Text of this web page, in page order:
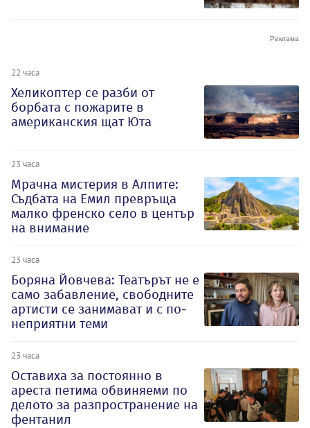
22 часа
Хеликоптер се разби от
борбата с пожарите в
американския щат Юта
23 часа
Мрачна мистерия в Алпите:
Съдбата на Емил превръща
малко френско село в център
на внимание
23 часа
Боряна Йовчева: Театърът не е
само забавление, свободните
артисти се занимават и с по-
неприятни теми
23 часа
Оставиха за постоянно в
ареста петима обвиняеми по
делото за разпространение на
фентанил